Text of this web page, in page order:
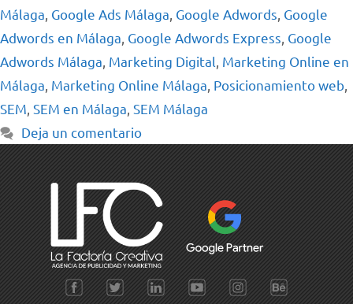
Málaga, Google Ads Málaga, Google Adwords, Google
Adwords en Málaga, Google Adwords Express, Google
Adwords Málaga, Marketing Digital, Marketing Online en
Málaga, Marketing Online Málaga, Posicionamiento web,
SEM, SEM en Málaga, SEM Málaga
Deja un comentario